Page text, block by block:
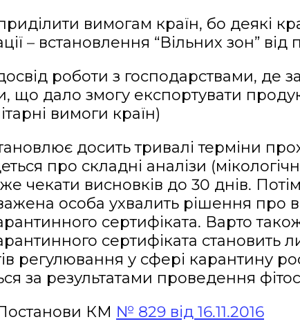
вимогам країн, бо деякі
– встановлення “Вільних зон”
роботи з господарствами, де
що дало змогу експортувати
вимоги країн)
досить тривалі терміни
про складні аналізи
чекати висновків до 30 днів.
особа ухвалить рішення про
сертифіката. Варто
сертифіката становить
регулювання у сфері карантину
за результатами проведення
КМ № 829 від 16.11.2016